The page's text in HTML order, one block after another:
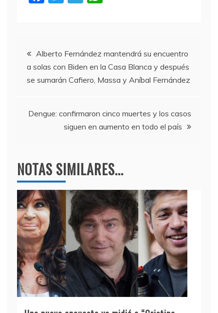
b
o
o
a
m
A
p
p
Navegación
de
Alberto Fernández mantendrá su encuentro
a solas con Biden en la Casa Blanca y después
se sumarán Cafiero, Massa y Aníbal Fernández
Dengue: confirmaron cinco muertes y los casos
siguen en aumento en todo el país
NOTAS SIMILARES...